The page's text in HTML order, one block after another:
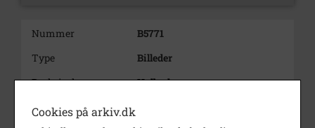
Nummer
B5771
Type
Billeder
Beskrivelse
Holbæk.
Bemærkning
Cookies på arkiv.dk